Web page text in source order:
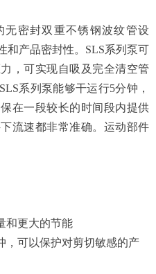
无密封双重不锈钢波纹管设
和产品密封性。SLS系列泵可
，可实现自吸及完全清空管
系列泵能够干运行5分钟，
在一段较长的时间段内提供
流速都非常准确。运动部件
和更大的节能
，可以保护对剪切敏感的产